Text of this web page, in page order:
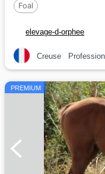
Foal
elevage-d-orphee
Creuse
PREMIUM